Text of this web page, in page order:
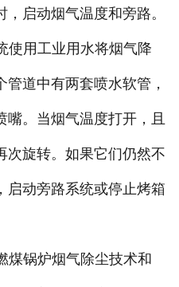
启动烟气温度和旁路。
使用工业用水将烟气降
道中有两套喷水软管，
。当烟气温度打开，且
次旋转。如果它们仍然不
启动旁路系统或停止烤箱
煤锅炉烟气除尘技术和